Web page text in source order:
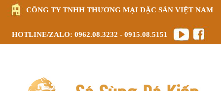
CÔNG TY TNHH THƯƠNG MẠI ĐẶC SẢN VIỆT NAM
HOTLINE/ZALO: 0962.08.3232 - 0915.08.5151